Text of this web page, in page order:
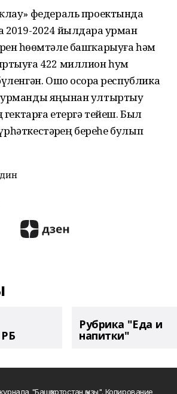
федераль проектында
2024 йылдарҙа урман
һөҙөмтәле башҡарыуға һәм
422 миллион һум
Ошо осорҙа республика
урманды яңынан ултыртыу
гектарға етергә тейеш. Был
береһе булып
Рубрика "Еда и
напитки"
"Башҡортостан ҡыҙы". Копирование